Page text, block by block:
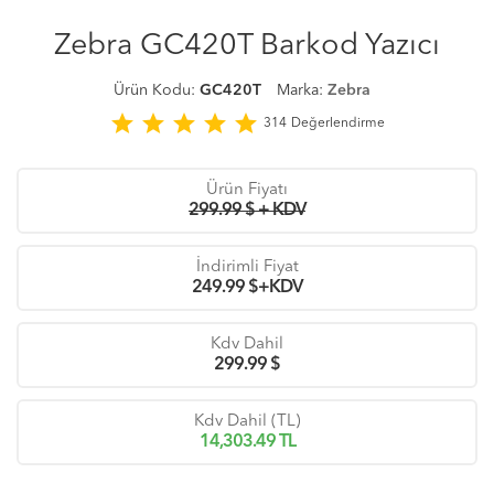
Zebra GC420T Barkod Yazıcı
Ürün Kodu: GC420T Marka: Zebra
star star star star star 314 Değerlendirme
Ürün Fiyatı
299.99 $ + KDV
İndirimli Fiyat
249.99 $+KDV
Kdv Dahil
299.99 $
Kdv Dahil (TL)
14,303.49TL